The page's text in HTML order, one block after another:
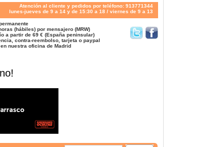
Atención al cliente y pedidos por teléfono: 913771344
lunes-jueves de 9 a 14 y de 15:30 a 18 / viernes de 9 a 13
(hábiles) por mensajero (MRW)
a partir de 69 € (España peninsular)
contra-reembolso, tarjeta o paypal
nuestra oficina de Madrid